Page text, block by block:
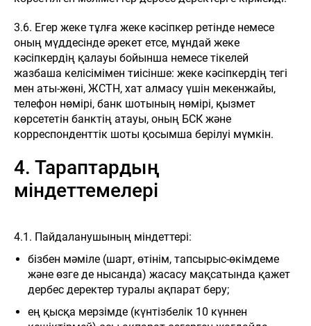
3.6. Егер жеке тұлға жеке кәсіпкер ретінде немесе
оның мүддесінде әрекет етсе, мұндай жеке
кәсіпкердің қалауы бойынша немесе тікелей
жазбаша келісімімен тиісінше: жеке кәсіпкердің тегі
мен аты-жөні, ЖСТН, хат алмасу үшін мекенжайы,
телефон нөмірі, банк шотының нөмірі, қызмет
көрсететін банктің атауы, оның БСК және
корреспонденттік шоты қосымша берілуі мүмкін.
4. Тараптардың
міндеттемелері
4.1. Пайдаланушының міндеттері:
бізбен мәміле (шарт, өтінім, тапсырыс-өкімдеме
және өзге де нысанда) жасасу мақсатында қажет
дербес деректер туралы ақпарат беру;
ең қысқа мерзімде (күнтізбелік 10 күннен